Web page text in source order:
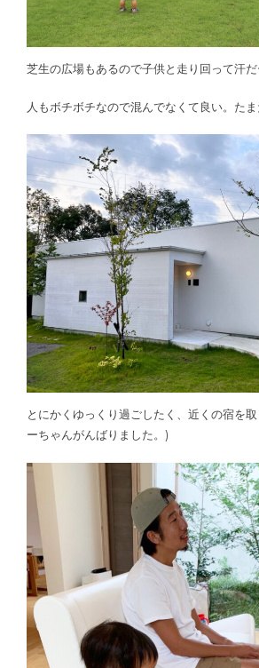
芝生の広場もあるので子供と走り回って汗だ
人もボチボチなので混んでなくて良い。たま
とにかくゆっくり過ごしたく、近くの宿を
ーちゃんがんばりました。)